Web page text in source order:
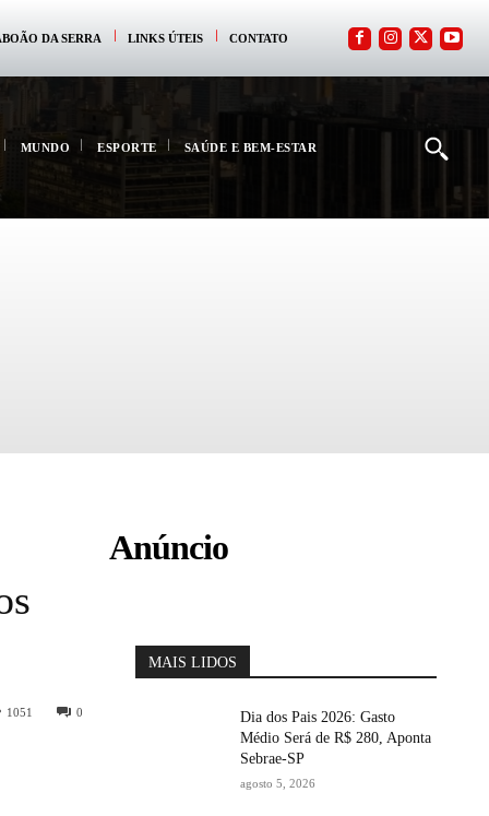
DA SERRA LINKS ÚTEIS CONTATO
MUNDO ESPORTE SAÚDE E BEM-ESTAR
0
1051
Anúncio
MAIS LIDOS
Dia dos Pais 2026: Gasto
Médio Será de R$ 280, Aponta
Sebrae-SP
agosto 5, 2026